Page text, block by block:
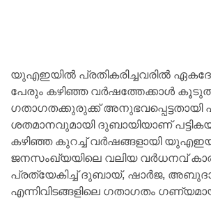
യുഎഇയിൽ പ്രതികരിച്ചവരിൽ
പേരും കഴിഞ്ഞ വർഷത്തേക്കാൾ
ഗതാഗതക്കുരുക്ക് അനുഭവപ്പെട്ടതായി
ശതമാനവുമായി ദുബായിയാണ്
കഴിഞ്ഞ കുറച്ച് വർഷങ്ങളായി
ജനസംഖ്യയിലെ വലിയ വർധനവ്
പ്രത്യേകിച്ച് ദുബായ്, ഷാർജ,
എന്നിവിടങ്ങളിലെ ഗതാഗതം